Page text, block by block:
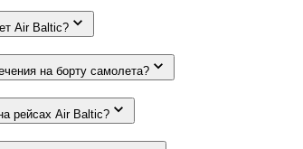
Air Baltic?
на борту самолета?
рейсах Air Baltic?